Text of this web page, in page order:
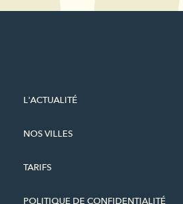
L'ACTUALITÉ
NOS VILLES
TARIFS
POLITIQUE DE CONFIDENTIALITÉ